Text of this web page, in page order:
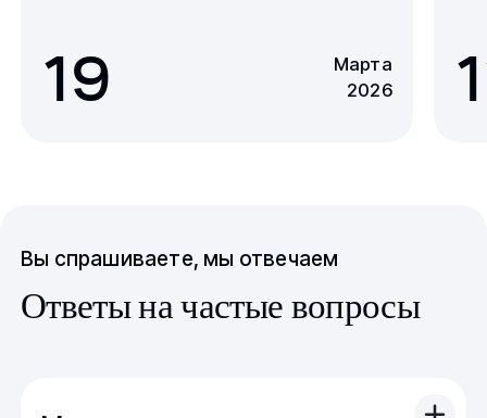
19
Марта
2026
Вы спрашиваете, мы отвечаем
Ответы на частые вопросы